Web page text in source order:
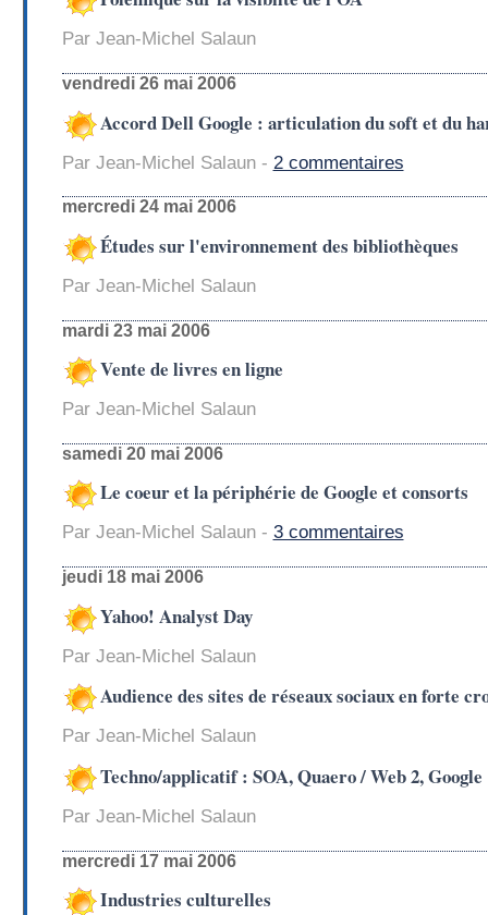
Par Jean-Michel Salaun
vendredi 26 mai 2006
Accord Dell Google : articulation du soft et du
Par Jean-Michel Salaun - 2 commentaires
mercredi 24 mai 2006
Études sur l'environnement des bibliothèques
Par Jean-Michel Salaun
mardi 23 mai 2006
Vente de livres en ligne
Par Jean-Michel Salaun
samedi 20 mai 2006
Le coeur et la périphérie de Google et consorts
Par Jean-Michel Salaun - 3 commentaires
jeudi 18 mai 2006
Yahoo! Analyst Day
Par Jean-Michel Salaun
Audience des sites de réseaux sociaux en forte
Par Jean-Michel Salaun
Techno/applicatif : SOA, Quaero / Web 2, Google
Par Jean-Michel Salaun
mercredi 17 mai 2006
Industries culturelles